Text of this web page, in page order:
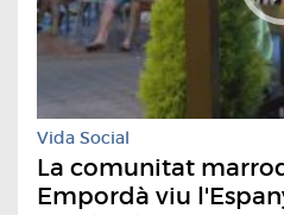
Vida Social
La comunitat
Empordà viu